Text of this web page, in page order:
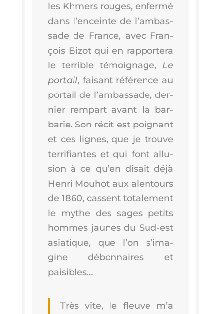
les Khmers rouges, enfer­mé
dans l’en­ceinte de l’am­bas­
sade de France, avec Fran­
çois Bizot qui en rap­por­te­ra
le ter­rible témoi­gnage, Le
por­tail, fai­sant réfé­rence au
por­tail de l’am­bas­sade, der­
nier rem­part avant la bar­
ba­rie. Son récit est poi­gnant
et ces lignes, que je trouve
ter­ri­fiantes et qui font allu­
sion à ce qu’en disait déjà
Hen­ri Mou­hot aux alen­tours
de 1860, cassent tota­le­ment
le mythe des sages petits
hommes jaunes du Sud-est
asia­tique, que l’on s’i­ma­
gine débon­naires et
paisibles…
Très vite, le fleuve m’a